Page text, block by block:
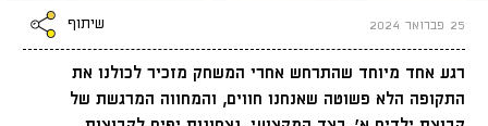
25 פברואר 2024 שיתוף
רגע אחד מיוחד שהתרחש אחרי המשחק מזכיר לכולנו את
התקופה הלא פשוטה שאנחנו חווים, והמחווה המרגשת של